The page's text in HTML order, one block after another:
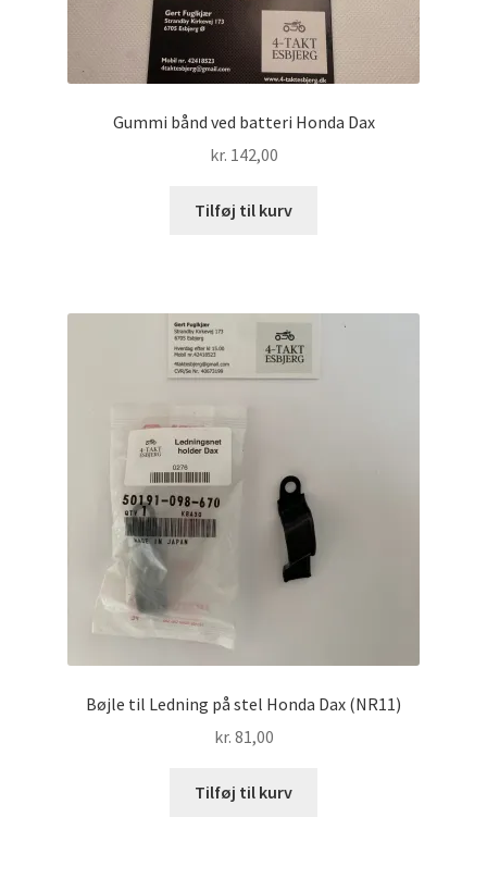
Gummi bånd ved batteri Honda Dax
kr. 142,00
Tilføj til kurv
Bøjle til Ledning på stel Honda Dax (NR11)
kr. 81,00
Tilføj til kurv